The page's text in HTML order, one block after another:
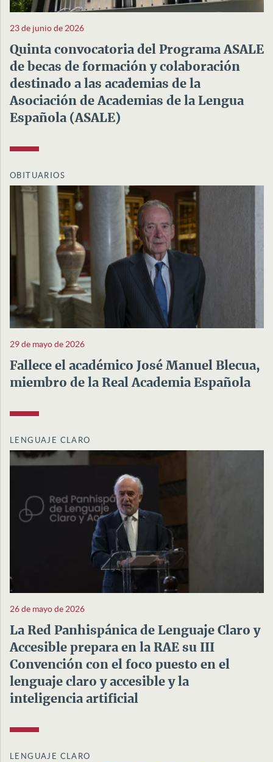
23 de junio de 2026
Quinta convocatoria del Programa ASALE
de becas de formación y colaboración
destinado a las academias de la
Asociación de Academias de la Lengua
Española (ASALE)
OBITUARIOS
29 de mayo de 2026
Fallece el académico José Manuel Blecua,
miembro de la Real Academia Española
LENGUAJE CLARO
26 de mayo de 2026
La Red Panhispánica de Lenguaje Claro y
Accesible prepara en la RAE su III
Convención con el foco puesto en el
lenguaje claro y accesible y la
inteligencia artificial
LENGUAJE CLARO